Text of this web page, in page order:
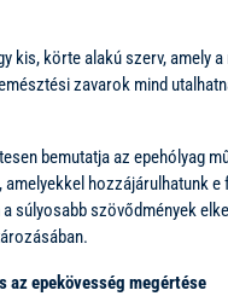
kis, körte alakú szerv,
zavarok mind
bemutatja az epehólyag
hozzájárulhatunk
súlyosabb szövődmények
az epekövesség megértése